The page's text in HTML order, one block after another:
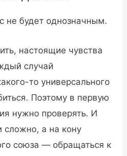
не будет однозначным.
настоящие чувства
случай
то универсального
Поэтому в первую
нужно проверять. И
сложно, а на кону
союза — обращаться к